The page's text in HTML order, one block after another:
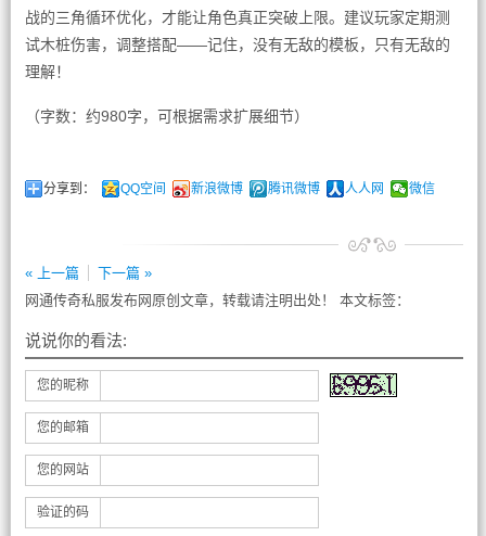
战的三角循环优化，才能让角色真正突破上限。建议玩家定期测
试木桩伤害，调整搭配——记住，没有无敌的模板，只有无敌的
理解！
（字数：约980字，可根据需求扩展细节）
分享到： QQ空间 新浪微博 腾讯微博 人人网 微信
« 上一篇
下一篇 »
网通传奇私服发布网原创文章，转载请注明出处！ 本文标签：
说说你的看法:
您的昵称
您的邮箱
您的网站
验证的码